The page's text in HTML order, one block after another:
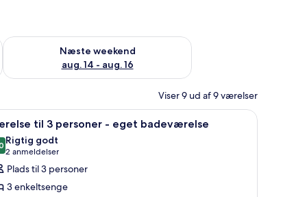
aug. 7 - aug. 9
Næste weekend
aug. 14 - aug. 16
Tjek tilgængelighed for næste weekend aug. 14 - aug. 16
Viser 9 ud af 9 værelser
et vindue med gardiner og en lille skammel.Et værelse med to senge, et rødt skab, et
3 til 3 personer - eget badeværelse
ud af 10
Rigtig godt
2 anmeldelser
(2
anmeldelser)
Plads til 3 personer
3 enkeltsenge